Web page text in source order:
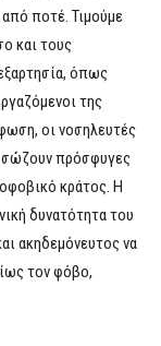
ποτέ. Τιμούμε
και τους
όπως
της
οι νοσηλευτές
σώζουν πρόσφυγες
κράτος. Η
δυνατότητα του
ακηδεμόνευτος να
τον φόβο,